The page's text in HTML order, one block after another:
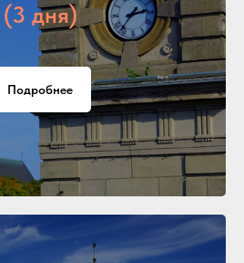
(3 дня)
Подробнее